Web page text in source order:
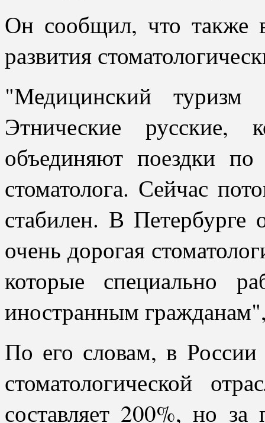
Он сообщил, что также
развития
"Медицинский
Этнические русские,
объединяют поездки
стоматолога. Сейчас
стабилен. В Петербурге
очень дорогая
которые специально
иностранным
По его словам, в России
стоматологической
составляет 200%, но за